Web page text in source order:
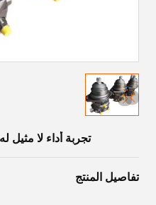
تجربة أداء لا
تفاصيل المنتج